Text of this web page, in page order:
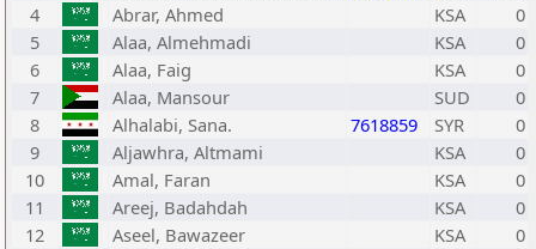
4
Abrar, Ahmed KSA
0
5
Alaa, Almehmadi KSA
0
6
Alaa, Faig KSA
0
7
Alaa, Mansour SUD
0
8
Alhalabi, Sana. 7618859 SYR
0
9
Aljawhra, Altmami KSA
0
10
Amal, Faran KSA
0
11
Areej, Badahdah KSA
0
12
Aseel, Bawazeer KSA
0